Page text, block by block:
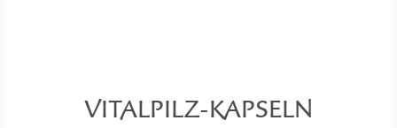
VITALPILZ-KAPSELN